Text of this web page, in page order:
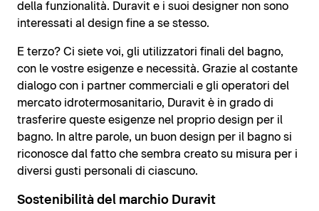
della funzionalità. Duravit e i suoi designer non sono
interessati al design fine a se stesso.
E terzo? Ci siete voi, gli utilizzatori finali del bagno,
con le vostre esigenze e necessità. Grazie al costante
dialogo con i partner commerciali e gli operatori del
mercato idrotermosanitario, Duravit è in grado di
trasferire queste esigenze nel proprio design per il
bagno. In altre parole, un buon design per il bagno si
riconosce dal fatto che sembra creato su misura per i
diversi gusti personali di ciascuno.
Sostenibilità del marchio Duravit